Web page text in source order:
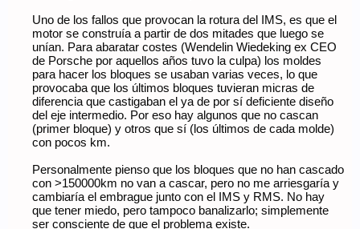
Uno de los fallos que provocan la rotura del IMS, es que el
motor se construía a partir de dos mitades que luego se
unían. Para abaratar costes (Wendelin Wiedeking ex CEO
de Porsche por aquellos años tuvo la culpa) los moldes
para hacer los bloques se usaban varias veces, lo que
provocaba que los últimos bloques tuvieran micras de
diferencia que castigaban el ya de por sí deficiente diseño
del eje intermedio. Por eso hay algunos que no cascan
(primer bloque) y otros que sí (los últimos de cada molde)
con pocos km.
Personalmente pienso que los bloques que no han cascado
con >150000km no van a cascar, pero no me arriesgaría y
cambiaría el embrague junto con el IMS y RMS. No hay
que tener miedo, pero tampoco banalizarlo; simplemente
ser consciente de que el problema existe.